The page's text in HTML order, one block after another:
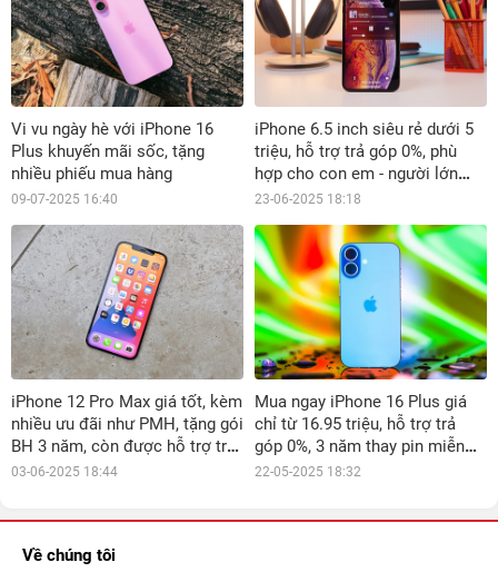
Vi vu ngày hè với iPhone 16
Plus khuyến mãi sốc, tặng
nhiều phiếu mua hàng
09-07-2025 16:40
iPhone 6.5 inch siêu rẻ dưới 5
triệu, hỗ trợ trả góp 0%, phù
hợp cho con em - người lớn
tuổi
23-06-2025 18:18
iPhone 12 Pro Max giá tốt, kèm
nhiều ưu đãi như PMH, tặng gói
BH 3 năm, còn được hỗ trợ trả
góp 0%
03-06-2025 18:44
Mua ngay iPhone 16 Plus giá
chỉ từ 16.95 triệu, hỗ trợ trả
góp 0%, 3 năm thay pin miễn
phí
22-05-2025 18:32
Về chúng tôi